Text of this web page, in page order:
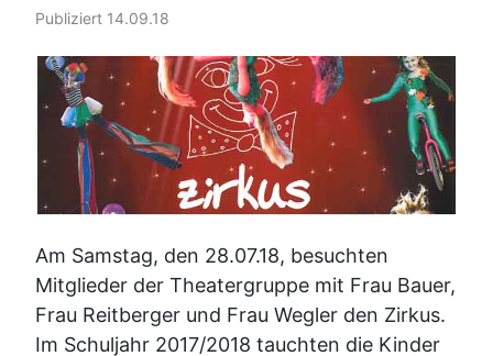
Publiziert 14.09.18
Am Samstag, den 28.07.18, besuchten
Mitglieder der Theatergruppe mit Frau Bauer,
Frau Reitberger und Frau Wegler den Zirkus.
Im Schuljahr 2017/2018 tauchten die Kinder